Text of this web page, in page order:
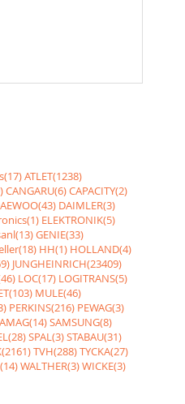
ATLET(1238)
CANGARU(6)CAPACITY(2)
DAIMLER(3)
ELEKTRONIK(5)
GENIE(33)
HH(1) HOLLAND(4)
JUNGHEINRICH(23409)
LOC(17) LOGITRANS(5)
MULE(46)
PERKINS(216) PEWAG(3)
SAMSUNG(8)
SPAL(3)STABAU(31)
TVH(288)TYCKA(27)
WALTHER(3)WICKE(3)